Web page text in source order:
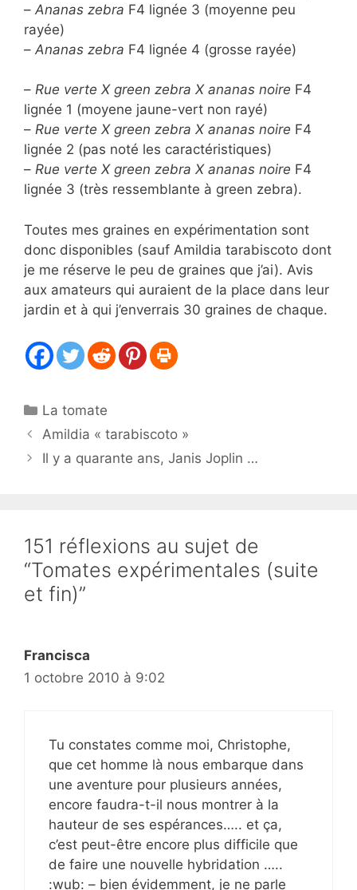
– Ananas zebra F4 lignée 3 (moyenne peu
rayée)
– Ananas zebra F4 lignée 4 (grosse rayée)
– Rue verte X green zebra X ananas noire F4
lignée 1 (moyene jaune-vert non rayé)
– Rue verte X green zebra X ananas noire F4
lignée 2 (pas noté les caractéristiques)
– Rue verte X green zebra X ananas noire F4
lignée 3 (très ressemblante à green zebra).
Toutes mes graines en expérimentation sont
donc disponibles (sauf Amildia tarabiscoto dont
je me réserve le peu de graines que j’ai). Avis
aux amateurs qui auraient de la place dans leur
jardin et à qui j’enverrais 30 graines de chaque.
Catégories
La tomate
Amildia « tarabiscoto »
Il y a quarante ans, Janis Joplin …
151 réflexions au sujet de
“Tomates expérimentales (suite
et fin)”
Francisca
1 octobre 2010 à 9:02
Tu constates comme moi, Christophe,
que cet homme là nous embarque dans
une aventure pour plusieurs années,
encore faudra-t-il nous montrer à la
hauteur de ses espérances….. et ça,
c’est peut-être encore plus difficile que
de faire une nouvelle hybridation …..
:wub: – bien évidemment, je ne parle